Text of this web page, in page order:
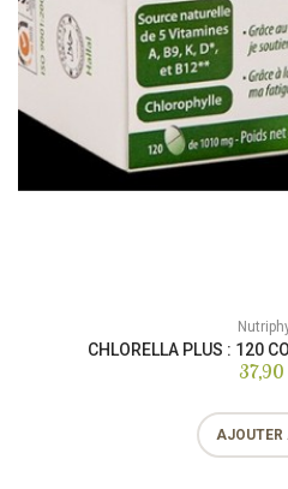
CHLORELLA PLUS : 120
AJOUTER